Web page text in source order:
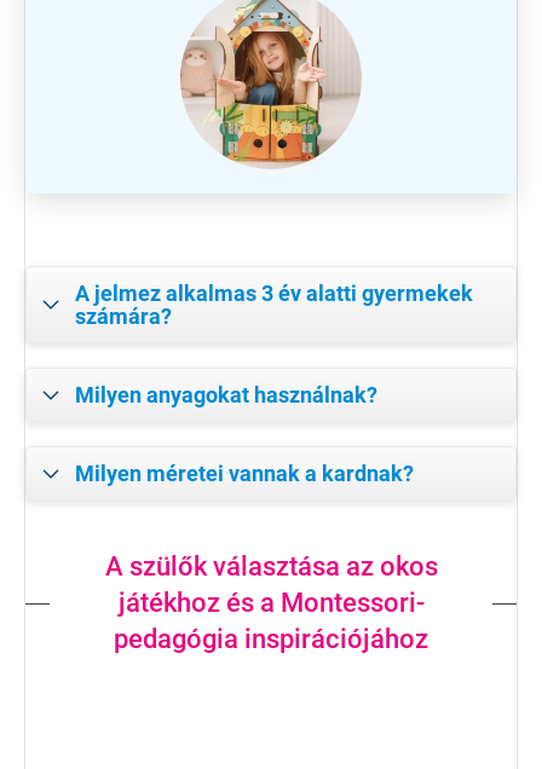
A jelmez alkalmas 3 év alatti gyermekek
számára?
Milyen anyagokat használnak?
Milyen méretei vannak a kardnak?
A szülők választása az okos
játékhoz és a Montessori-
pedagógia inspirációjához